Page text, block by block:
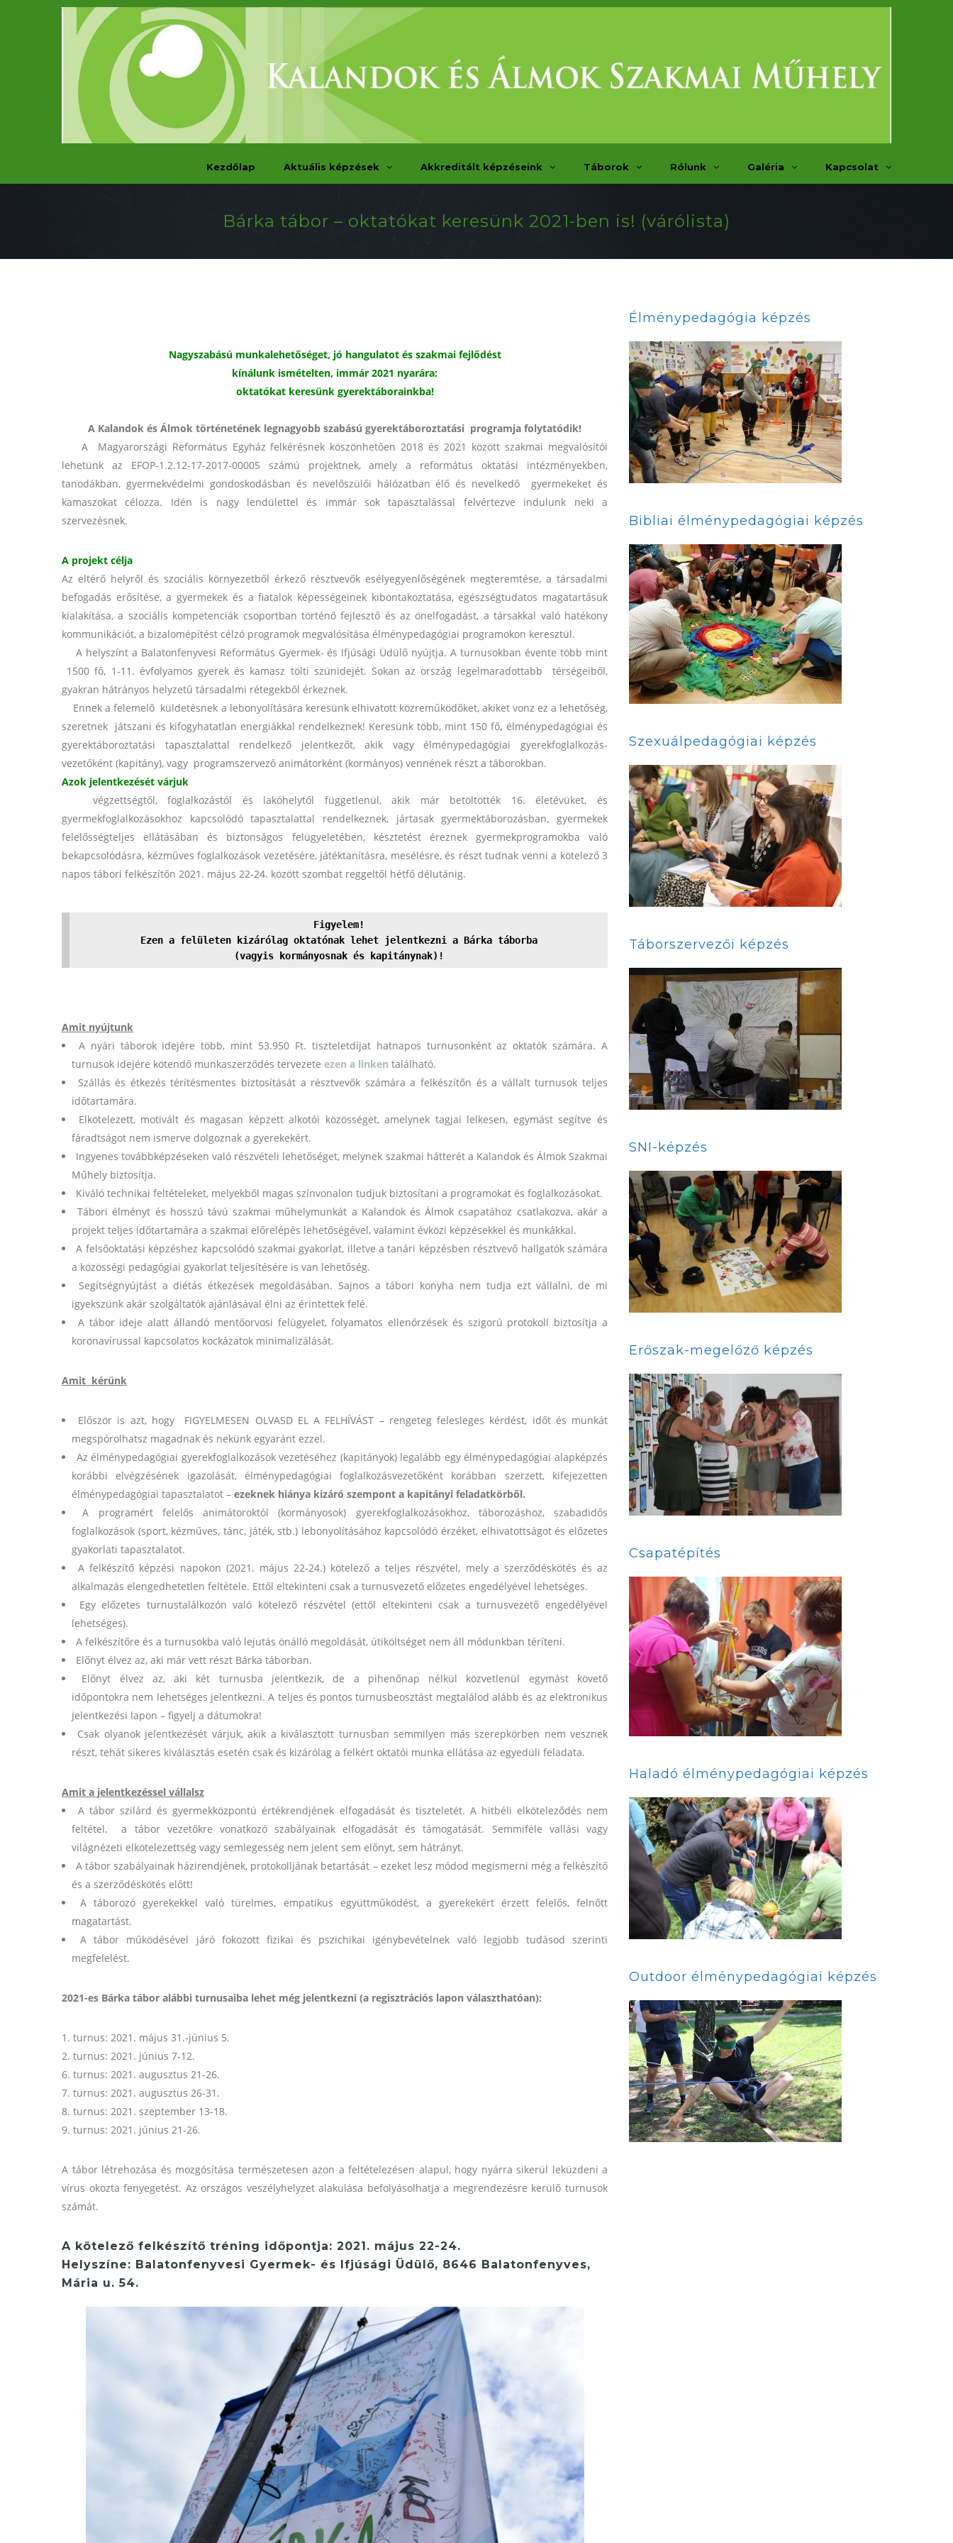
Kezdőlap Aktuális képzések Akkreditált képzéseink Táborok Rólunk Galéria Kapcsolat
Bárka tábor – oktatókat keresünk 2021-ben is! (várólista)
Nagyszabású munkalehetőséget, jó hangulatot és szakmai fejlődést
kínálunk ismételten, immár 2021 nyarára:
oktatókat keresünk gyerektáborainkba!
A Kalandok és Álmok történetének legnagyobb szabású gyerektáboroztatási programja folytatódik!
A Magyarországi Református Egyház felkérésnek köszönhetően 2018 és 2021 között szakmai megvalósítói
lehetünk az EFOP-1.2.12-17-2017-00005 számú projektnek, amely a református oktatási intézményekben,
tanodákban, gyermekvédelmi gondoskodásban és nevelőszülői hálózatban élő és nevelkedő gyermekeket és
kamaszokat célozza. Idén is nagy lendülettel és immár sok tapasztalással felvértezve indulunk neki a
szervezésnek.
A projekt célja
Az eltérő helyről és szociális környezetből érkező résztvevők esélyegyenlőségének megteremtése, a társadalmi
befogadás erősítése, a gyermekek és a fiatalok képességeinek kibontakoztatása, egészségtudatos magatartásuk
kialakítása, a szociális kompetenciák csoportban történő fejlesztő és az önelfogadást, a társakkal való hatékony
kommunikációt, a bizalomépítést célzó programok megvalósítása élménypedagógiai programokon keresztül.
A helyszínt a Balatonfenyvesi Református Gyermek- és Ifjúsági Üdülő nyújtja. A turnusokban évente több mint
1500 fő, 1-11. évfolyamos gyerek és kamasz tölti szünidejét. Sokan az ország legelmaradottabb térségeiből,
gyakran hátrányos helyzetű társadalmi rétegekből érkeznek.
Ennek a felemelő küldetésnek a lebonyolítására keresünk elhivatott közreműködőket, akiket vonz ez a lehetőség,
szeretnek játszani és kifogyhatatlan energiákkal rendelkeznek! Keresünk több, mint 150 fő, élménypedagógiai és
gyerektáboroztatási tapasztalattal rendelkező jelentkezőt, akik vagy élménypedagógiai gyerekfoglalkozás-
vezetőként (kapitány), vagy programszervező animátorként (kormányos) vennének részt a táborokban.
Azok jelentkezését várjuk
végzettségtől, foglalkozástól és lakóhelytől függetlenül, akik már betöltötték 16. életévüket, és
gyermekfoglalkozásokhoz kapcsolódó tapasztalattal rendelkeznek, jártasak gyermektáborozásban, gyermekek
felelősségteljes ellátásában és biztonságos felügyeletében, késztetést éreznek gyermekprogramokba való
bekapcsolódásra, kézműves foglalkozások vezetésére, játéktanításra, mesélésre, és részt tudnak venni a kötelező 3
napos tábori felkészítőn 2021. május 22-24. között szombat reggeltől hétfő délutánig.
Figyelem!
Ezen a felületen kizárólag oktatónak lehet jelentkezni a Bárka táborba
(vagyis kormányosnak és kapitánynak)!
Amit nyújtunk
A nyári táborok idejére több, mint 53.950 Ft. tiszteletdíjat hatnapos turnusonként az oktatók számára. A
turnusok idejére kötendő munkaszerződés tervezete ezen a linken található.
Szállás és étkezés térítésmentes biztosítását a résztvevők számára a felkészítőn és a vállalt turnusok teljes
időtartamára.
Elkötelezett, motivált és magasan képzett alkotói közösséget, amelynek tagjai lelkesen, egymást segítve és
fáradtságot nem ismerve dolgoznak a gyerekekért.
Ingyenes továbbképzéseken való részvételi lehetőséget, melynek szakmai hátterét a Kalandok és Álmok Szakmai
Műhely biztosítja.
Kiváló technikai feltételeket, melyekből magas színvonalon tudjuk biztosítani a programokat és foglalkozásokat.
Tábori élményt és hosszú távú szakmai műhelymunkát a Kalandok és Álmok csapatához csatlakozva, akár a
projekt teljes időtartamára a szakmai előrelépés lehetőségével, valamint évközi képzésekkel és munkákkal.
A felsőoktatási képzéshez kapcsolódó szakmai gyakorlat, illetve a tanári képzésben résztvevő hallgatók számára
a közösségi pedagógiai gyakorlat teljesítésére is van lehetőség.
Segítségnyújtást a diétás étkezések megoldásában. Sajnos a tábori konyha nem tudja ezt vállalni, de mi
igyekszünk akár szolgáltatók ajánlásával élni az érintettek felé.
A tábor ideje alatt állandó mentőorvosi felügyelet, folyamatos ellenőrzések és szigorú protokoll biztosítja a
koronavírussal kapcsolatos kockázatok minimalizálását.
Amit kérünk
Először is azt, hogy FIGYELMESEN OLVASD EL A FELHÍVÁST – rengeteg felesleges kérdést, időt és munkát
megspórolhatsz magadnak és nekünk egyaránt ezzel.
Az élménypedagógiai gyerekfoglalkozások vezetéséhez (kapitányok) legalább egy élménypedagógiai alapképzés
korábbi elvégzésének igazolását, élménypedagógiai foglalkozásvezetőként korábban szerzett, kifejezetten
élménypedagógiai tapasztalatot – ezeknek hiánya kizáró szempont a kapitányi feladatkörből.
A programért felelős animátoroktól (kormányosok) gyerekfoglalkozásokhoz, táborozáshoz, szabadidős
foglalkozások (sport, kézműves, tánc, játék, stb.) lebonyolításához kapcsolódó érzéket, elhivatottságot és előzetes
gyakorlati tapasztalatot.
A felkészítő képzési napokon (2021. május 22-24.) kötelező a teljes részvétel, mely a szerződéskötés és az
alkalmazás elengedhetetlen feltétele. Ettől eltekinteni csak a turnusvezető előzetes engedélyével lehetséges.
Egy előzetes turnustalálkozón való kötelező részvétel (ettől eltekinteni csak a turnusvezető engedélyével
lehetséges).
A felkészítőre és a turnusokba való lejutás önálló megoldását, útiköltséget nem áll módunkban téríteni.
Előnyt élvez az, aki már vett részt Bárka táborban.
Előnyt élvez az, aki két turnusba jelentkezik, de a pihenőnap nélkül közvetlenül egymást követő
időpontokra nem lehetséges jelentkezni. A teljes és pontos turnusbeosztást megtalálod alább és az elektronikus
jelentkezési lapon – figyelj a dátumokra!
Csak olyanok jelentkezését várjuk, akik a kiválasztott turnusban semmilyen más szerepkörben nem vesznek
részt, tehát sikeres kiválasztás esetén csak és kizárólag a felkért oktatói munka ellátása az egyedüli feladata.
Amit a jelentkezéssel vállalsz
A tábor szilárd és gyermekközpontú értékrendjének elfogadását és tiszteletét. A hitbéli elköteleződés nem
feltétel, a tábor vezetőkre vonatkozó szabályainak elfogadását és támogatását. Semmiféle vallási vagy
világnézeti elkötelezettség vagy semlegesség nem jelent sem előnyt, sem hátrányt.
A tábor szabályainak házirendjének, protokolljának betartását – ezeket lesz módod megismerni még a felkészítő
és a szerződéskötés előtt!
A táborozó gyerekekkel való türelmes, empatikus együttműködést, a gyerekekért érzett felelős, felnőtt
magatartást.
A tábor működésével járó fokozott fizikai és pszichikai igénybevételnek való legjobb tudásod szerinti
megfelelést.
2021-es Bárka tábor alábbi turnusaiba lehet még jelentkezni (a regisztrációs lapon választhatóan):
1. turnus: 2021. május 31.-június 5.
2. turnus: 2021. június 7-12.
6. turnus: 2021. augusztus 21-26.
7. turnus: 2021. augusztus 26-31.
8. turnus: 2021. szeptember 13-18.
9. turnus: 2021. június 21-26.
A tábor létrehozása és mozgósítása természetesen azon a feltételezésen alapul, hogy nyárra sikerül leküzdeni a
vírus okozta fenyegetést. Az országos veszélyhelyzet alakulása befolyásolhatja a megrendezésre kerülő turnusok
számát.
A kötelező felkészítő tréning időpontja: 2021. május 22-24.
Helyszíne: Balatonfenyvesi Gyermek- és Ifjúsági Üdülő, 8646 Balatonfenyves,
Mária u. 54.
Élménypedagógia képzés
Bibliai élménypedagógiai képzés
Szexuálpedagógiai képzés
Táborszervezői képzés
SNI-képzés
Erőszak-megelőző képzés
Csapatépítés
Haladó élménypedagógiai képzés
Outdoor élménypedagógiai képzés